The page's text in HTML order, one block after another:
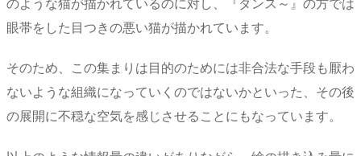
のような猫が描かれているのに対し、『ダンス～』の方では
眼帯をした目つきの悪い猫が描かれています。
そのため、この集まりは目的のためには非合法な手段も厭わ
ないような組織になっていくのではないかといった、その後
の展開に不穏な空気を感じさせることにもなっています。